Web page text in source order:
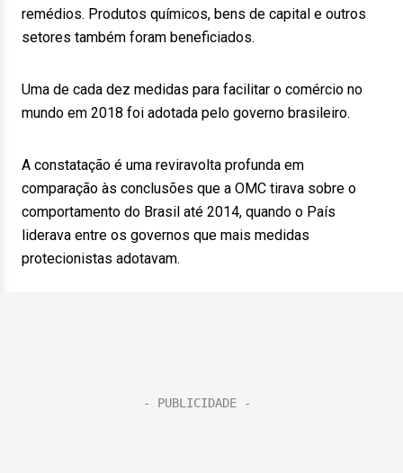
remédios. Produtos químicos, bens de capital e outros
setores também foram beneficiados.
Uma de cada dez medidas para facilitar o comércio no
mundo em 2018 foi adotada pelo governo brasileiro.
A constatação é uma reviravolta profunda em
comparação às conclusões que a OMC tirava sobre o
comportamento do Brasil até 2014, quando o País
liderava entre os governos que mais medidas
protecionistas adotavam.